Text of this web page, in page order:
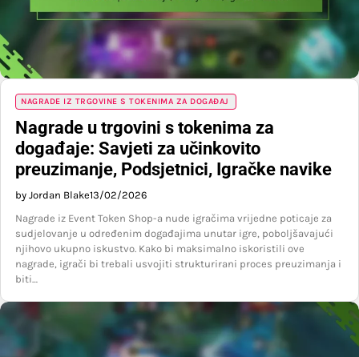
NAGRADE IZ TRGOVINE S TOKENIMA ZA DOGAĐAJ
Nagrade u trgovini s tokenima za
događaje: Savjeti za učinkovito
preuzimanje, Podsjetnici, Igračke navike
by Jordan Blake13/02/2026
Nagrade iz Event Token Shop-a nude igračima vrijedne poticaje za
sudjelovanje u određenim događajima unutar igre, poboljšavajući
njihovo ukupno iskustvo. Kako bi maksimalno iskoristili ove
nagrade, igrači bi trebali usvojiti strukturirani proces preuzimanja i
biti…